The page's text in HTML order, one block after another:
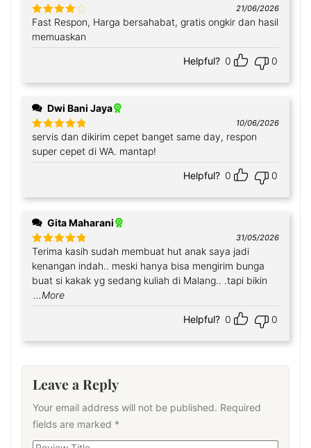
Rated4
21/06/2026
Fast Respon, Harga bersahabat, gratis ongkir dan hasil
memuaskan
Helpful? 0 0
Dwi Bani Jaya
Rated 5out
10/06/2026
servis dan dikirim cepet banget same day, respon
super cepet di WA. mantap!
Helpful? 0 0
Gita Maharani
Rated5 out
of 5
31/05/2026
Terima kasih sudah membuat hut anak saya jadi
kenangan indah.. meski hanya bisa mengirim bunga
buat si kakak yg sedang kuliah di Malang.. .tapi bikin
...More
Helpful? 0 0
Leave a Reply
Your email address will not be published. Required
fields are marked *